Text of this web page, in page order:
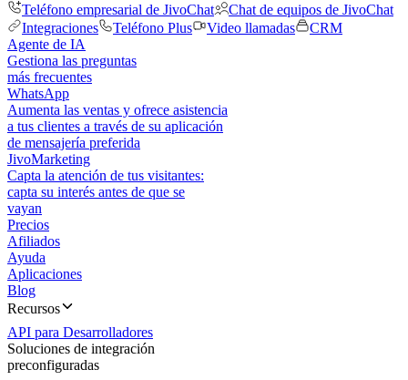
Teléfono empresarial de JivoChat
Chat de equipos de JivoChat
Integraciones
Teléfono Plus Video llamadas
CRM
Agente de IA
Gestiona las preguntas
más frecuentes
WhatsApp
Aumenta las ventas y ofrece asistencia
a tus clientes a través de su aplicación
de mensajería preferida
JivoMarketing
Capta la atención de tus visitantes:
capta su interés antes de que se
vayan
Precios
Afiliados
Ayuda
Aplicaciones
Blog
Recursos
API para Desarrolladores
Soluciones de integración
preconfiguradas